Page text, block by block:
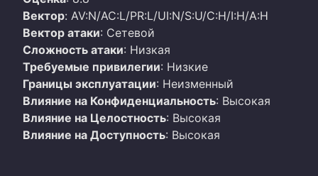
Вектор: AV:N/AC:L/PR:L/UI:N/S:U/C:H/I:H/A:H
Вектор атаки: Сетевой
Сложность атаки: Низкая
Требуемые привилегии: Низкие
Границы эксплуатации: Неизменный
Влияние на Конфиденциальность: Высокая
Влияние на Целостность: Высокая
Влияние на Доступность: Высокая